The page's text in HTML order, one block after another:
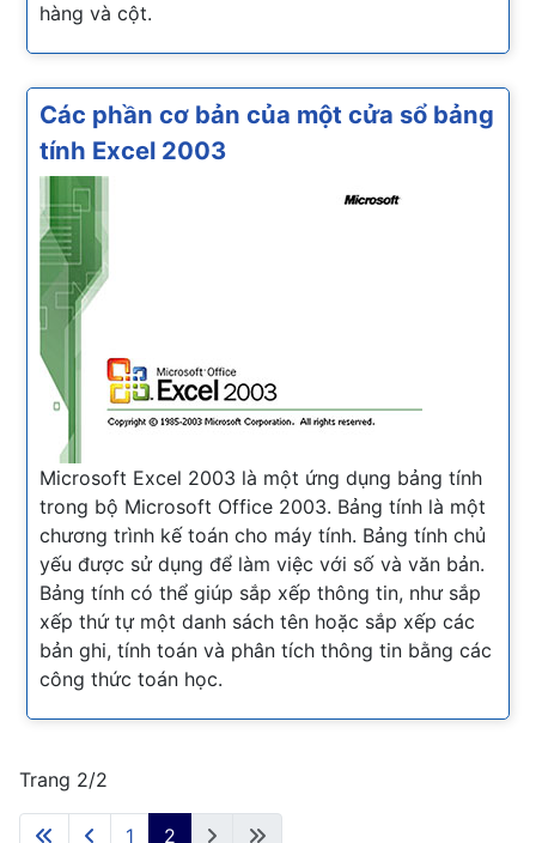
hàng và cột.
Các phần cơ bản của một cửa sổ bảng
tính Excel 2003
Microsoft Excel 2003 là một ứng dụng bảng tính
trong bộ Microsoft Office 2003. Bảng tính là một
chương trình kế toán cho máy tính. Bảng tính chủ
yếu được sử dụng để làm việc với số và văn bản.
Bảng tính có thể giúp sắp xếp thông tin, như sắp
xếp thứ tự một danh sách tên hoặc sắp xếp các
bản ghi, tính toán và phân tích thông tin bằng các
công thức toán học.
Trang 2/2
1 2